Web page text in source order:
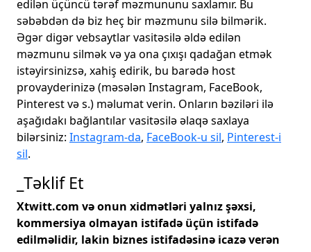
edilən üçüncü tərəf məzmununu saxlamır. Bu
səbəbdən də biz heç bir məzmunu silə bilmərik.
Əgər digər vebsaytlar vasitəsilə əldə edilən
məzmunu silmək və ya ona çıxışı qadağan etmək
istəyirsinizsə, xahiş edirik, bu barədə host
provayderinizə (məsələn Instagram, FaceBook,
Pinterest və s.) məlumat verin. Onların bəziləri ilə
aşağıdakı bağlantılar vasitəsilə əlaqə saxlaya
bilərsiniz: Instagram-da, FaceBook-u sil, Pinterest-i
sil.
_Təklif Et
Xtwitt.com və onun xidmətləri yalnız şəxsi,
kommersiya olmayan istifadə üçün istifadə
edilməlidir, lakin biznes istifadəsinə icazə verən